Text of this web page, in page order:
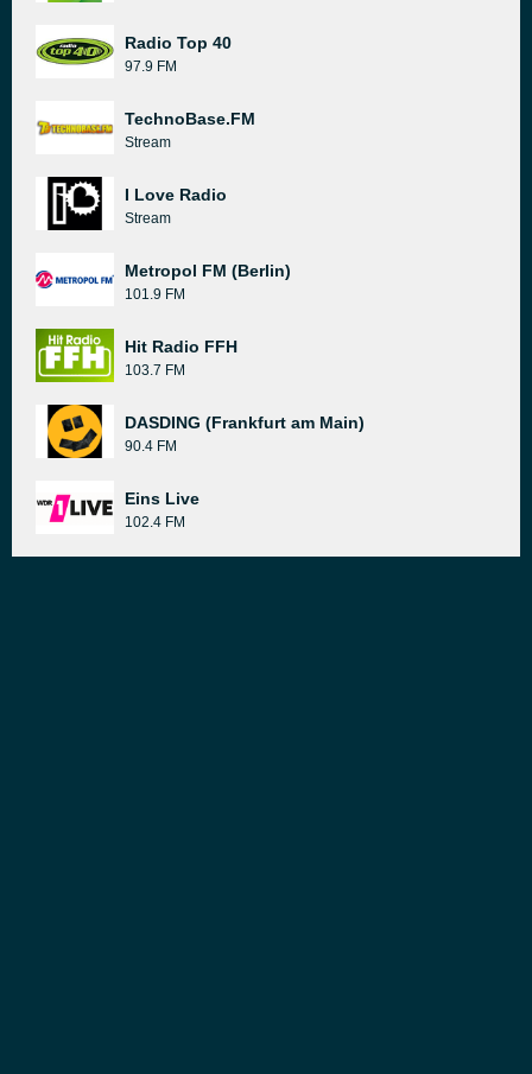
Radio Top 40
97.9 FM
TechnoBase.FM
Stream
I Love Radio
Stream
Metropol FM (Berlin)
101.9 FM
Hit Radio FFH
103.7 FM
DASDING (Frankfurt am Main)
90.4 FM
Eins Live
102.4 FM